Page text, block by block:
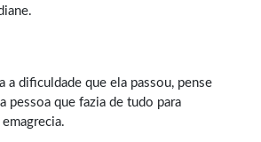
a dificuldade que ela passou, pense
pessoa que fazia de tudo para